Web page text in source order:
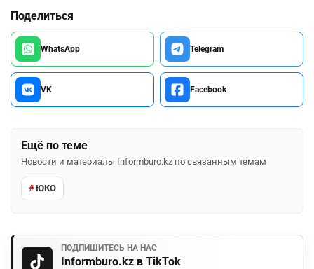
Поделиться
WhatsApp Telegram
VK Facebook
Ещё по теме
Новости и материалы Informburo.kz по связанным темам
ЮКО
ПОДПИШИТЕСЬ НА НАС
Informburo.kz в TikTok